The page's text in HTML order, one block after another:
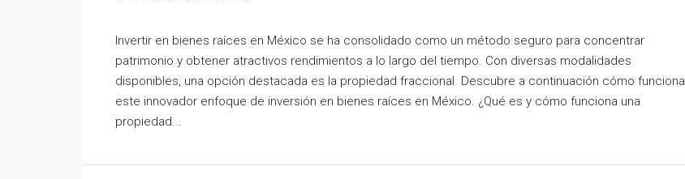
Invertir en bienes raíces en México se ha consolidado como un método seguro para concentrar
patrimonio y obtener atractivos rendimientos a lo largo del tiempo. Con diversas modalidades
disponibles, una opción destacada es la propiedad fraccional. Descubre a continuación cómo funciona
este innovador enfoque de inversión en bienes raíces en México. ¿Qué es y cómo funciona una
propiedad...